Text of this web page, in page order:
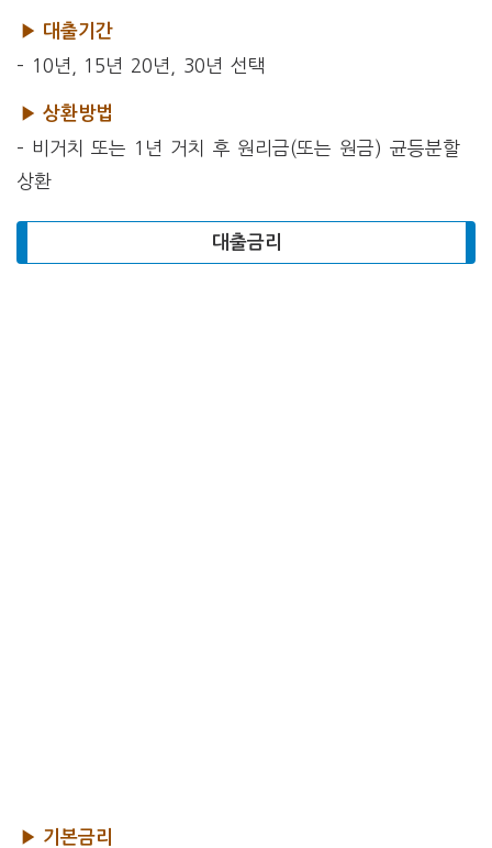
▶ 대출기간
– 10년, 15년 20년, 30년 선택
▶ 상환방법
– 비거치 또는 1년 거치 후 원리금(또는 원금) 균등분할
상환
대출금리
▶ 기본금리